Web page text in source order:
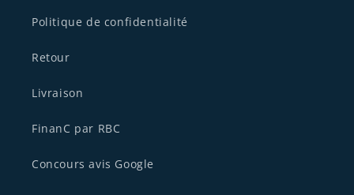
Politique de confidentialité
Retour
Livraison
FinanC par RBC
Concours avis Google